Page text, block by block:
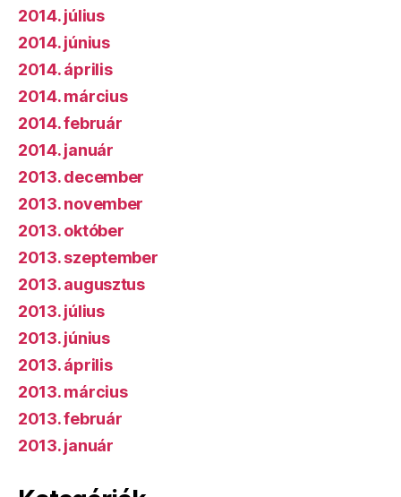
2014. július
2014. június
2014. április
2014. március
2014. február
2014. január
2013. december
2013. november
2013. október
2013. szeptember
2013. augusztus
2013. július
2013. június
2013. április
2013. március
2013. február
2013. január